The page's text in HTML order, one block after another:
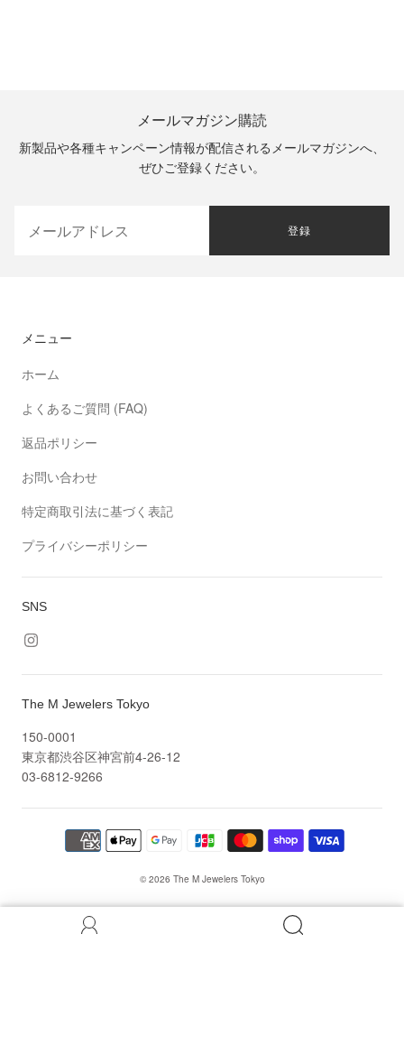
メールマガジン購読
新製品や各種キャンペーン情報が配信されるメールマガジンへ、
ぜひご登録ください。
登録
メニュー
ホーム
よくあるご質問 (FAQ)
返品ポリシー
お問い合わせ
特定商取引法に基づく表記
プライバシーポリシー
SNS
The M Jewelers Tokyo
150-0001
東京都渋谷区神宮前4-26-12
03-6812-9266
© 2026 The M Jewelers Tokyo